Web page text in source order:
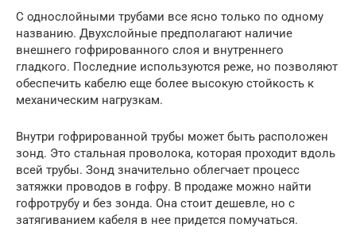
С однослойными трубами все ясно только по одному
названию. Двухслойные предполагают наличие
внешнего гофрированного слоя и внутреннего
гладкого. Последние используются реже, но позволяют
обеспечить кабелю еще более высокую стойкость к
механическим нагрузкам.
Внутри гофрированной трубы может быть расположен
зонд. Это стальная проволока, которая проходит вдоль
всей трубы. Зонд значительно облегчает процесс
затяжки проводов в гофру. В продаже можно найти
гофротрубу и без зонда. Она стоит дешевле, но с
затягиванием кабеля в нее придется помучаться.